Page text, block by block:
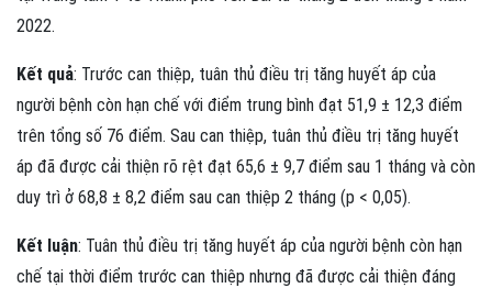
2022.
Kết quả: Trước can thiệp, tuân thủ điều trị tăng huyết áp của
người bệnh còn hạn chế với điểm trung bình đạt 51,9 ± 12,3 điểm
trên tổng số 76 điểm. Sau can thiệp, tuân thủ điều trị tăng huyết
áp đã được cải thiện rõ rệt đạt 65,6 ± 9,7 điểm sau 1 tháng và còn
duy trì ở 68,8 ± 8,2 điểm sau can thiệp 2 tháng (p < 0,05).
Kết luận: Tuân thủ điều trị tăng huyết áp của người bệnh còn hạn
chế tại thời điểm trước can thiệp nhưng đã được cải thiện đáng